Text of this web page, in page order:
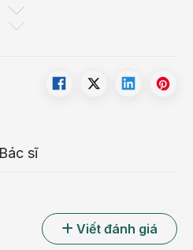
chịu cho dạ dày và tạo ra
khó tiêu
sĩ
Viết đánh giá